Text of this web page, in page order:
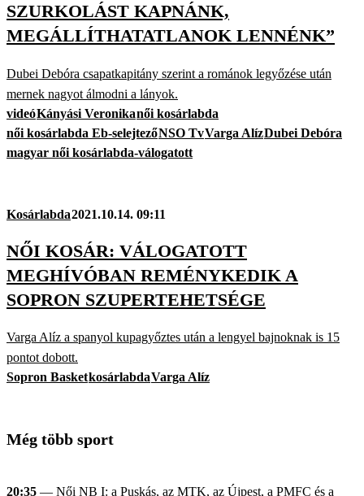
SZURKOLÁST KAPNÁNK,
MEGÁLLÍTHATATLANOK LENNÉNK”
Dubei Debóra csapatkapitány szerint a románok legyőzése után
mernek nagyot álmodni a lányok.
videóKányási Veronikanői kosárlabda
női kosárlabda Eb-selejtezőNSO TvVarga AlízDubei Debóra
magyar női kosárlabda-válogatott
Kosárlabda2021.10.14. 09:11
NŐI KOSÁR: VÁLOGATOTT
MEGHÍVÓBAN REMÉNYKEDIK A
SOPRON SZUPERTEHETSÉGE
Varga Alíz a spanyol kupagyőztes után a lengyel bajnoknak is 15
pontot dobott.
Sopron BasketkosárlabdaVarga Alíz
Még több sport
20:35 — Női NB I: a Puskás, az MTK, az Újpest, a PMFC és a